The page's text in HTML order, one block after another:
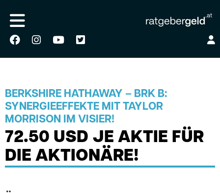
BERKSHIRE HATHAWAY – BRK B:
SYNERGIEEFFEKTE MIT TAYLOR
MORRISON IM VISIER!
72.50 USD JE AKTIE FÜR
DIE AKTIONÄRE!